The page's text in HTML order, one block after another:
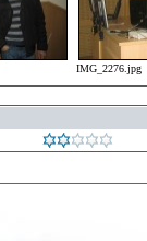
IMG_2276.jpg